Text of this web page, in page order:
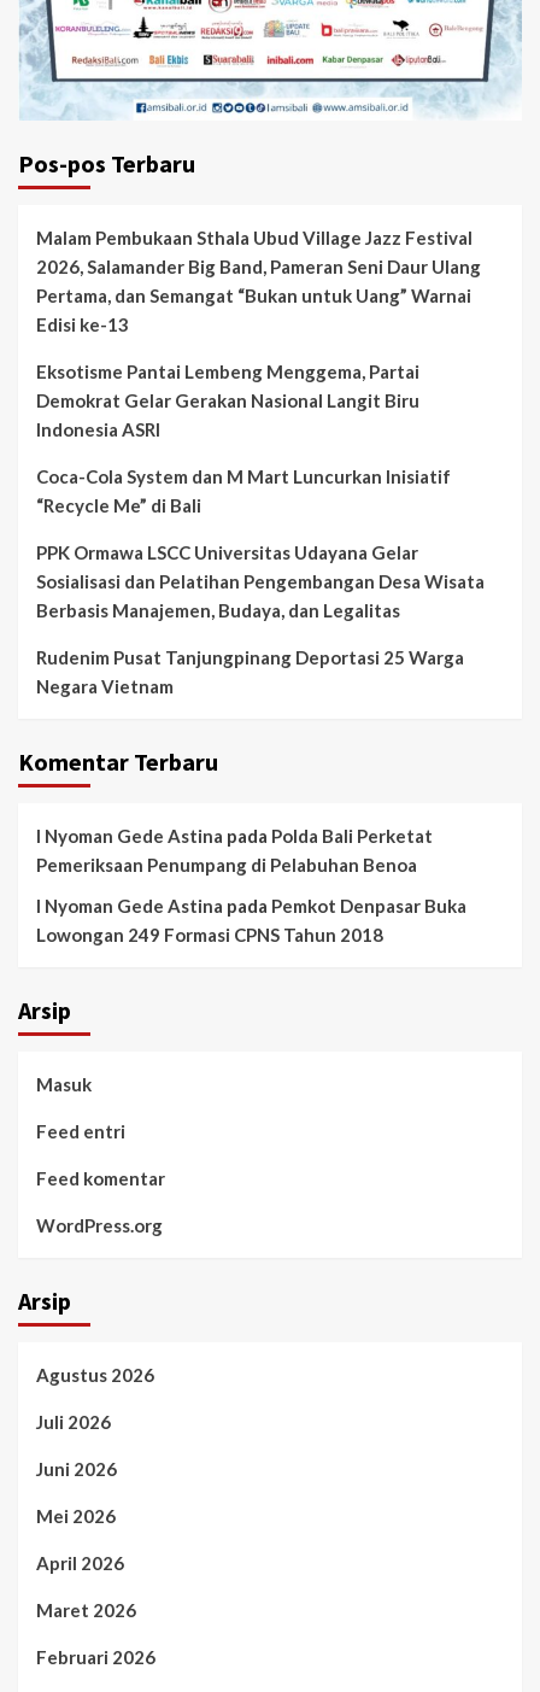
Pos-pos Terbaru
Malam Pembukaan Sthala Ubud Village Jazz Festival
2026, Salamander Big Band, Pameran Seni Daur Ulang
Pertama, dan Semangat “Bukan untuk Uang” Warnai
Edisi ke-13
Eksotisme Pantai Lembeng Menggema, Partai
Demokrat Gelar Gerakan Nasional Langit Biru
Indonesia ASRI
Coca-Cola System dan M Mart Luncurkan Inisiatif
“Recycle Me” di Bali
PPK Ormawa LSCC Universitas Udayana Gelar
Sosialisasi dan Pelatihan Pengembangan Desa Wisata
Berbasis Manajemen, Budaya, dan Legalitas
Rudenim Pusat Tanjungpinang Deportasi 25 Warga
Negara Vietnam
Komentar Terbaru
I Nyoman Gede Astina pada Polda Bali Perketat
Pemeriksaan Penumpang di Pelabuhan Benoa
I Nyoman Gede Astina pada Pemkot Denpasar Buka
Lowongan 249 Formasi CPNS Tahun 2018
Arsip
Masuk
Feed entri
Feed komentar
WordPress.org
Arsip
Agustus 2026
Juli 2026
Juni 2026
Mei 2026
April 2026
Maret 2026
Februari 2026